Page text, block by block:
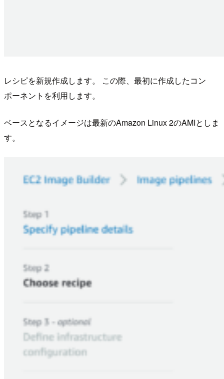
レシピを新規作成します。 この際、最初に作成したコン
ポーネントを利用します。
ベースとなるイメージは最新のAmazon Linux 2のAMIとしま
す。